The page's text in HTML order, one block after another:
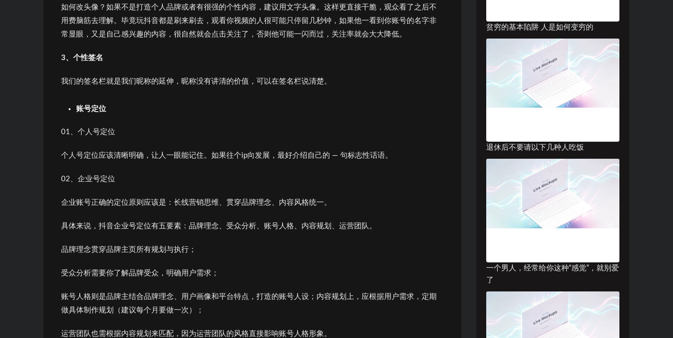
如何改头像？如果不是打造个人品牌或者有很强的个性内容，建议用文字头像。这样更直接干脆，观众看了之后不
用费脑筋去理解。毕竟玩抖音都是刷来刷去，观看你视频的人很可能只停留几秒钟，如果他一看到你账号的名字非
常显眼，又是自己感兴趣的内容，很自然就会点击关注了，否则他可能一闪而过，关注率就会大大降低。
3、个性签名
我们的签名栏就是我们昵称的延伸，昵称没有讲清的价值，可以在签名栏说清楚。
账号定位
01、个人号定位
个人号定位应该清晰明确，让人一眼能记住。如果往个ip向发展，最好介绍自己的 — 句标志性话语。
02、企业号定位
企业账号正确的定位原则应该是：长线营销思维、贯穿品牌理念、内容风格统一。
具体来说，抖音企业号定位有五要素：品牌理念、受众分析、账号人格、内容规划、运营团队。
品牌理念贯穿品牌主页所有规划与执行；
受众分析需要你了解品牌受众，明确用户需求；
账号人格则是品牌主结合品牌理念、用户画像和平台特点，打造的账号人设；内容规划上，应根据用户需求，定期
做具体制作规划（建议每个月要做一次）；
运营团队也需根据内容规划来匹配，因为运营团队的风格直接影响账号人格形象。
贫穷的基本陷阱 人是如何变穷的
退休后不要请以下几种人吃饭
一个男人，经常给你这种“感觉”，就别爱
了